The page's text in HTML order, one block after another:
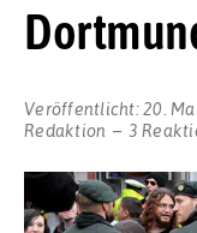
Veröffentlicht:20.
Redaktion
3